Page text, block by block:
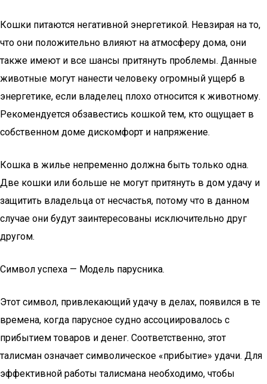
Кошки питаются негативной энергетикой. Невзирая на то,
что они положительно влияют на атмосферу дома, они
также имеют и все шансы притянуть проблемы. Данные
животные могут нанести человеку огромный ущерб в
энергетике, если владелец плохо относится к животному.
Рекомендуется обзавестись кошкой тем, кто ощущает в
собственном доме дискомфорт и напряжение.
Кошка в жилье непременно должна быть только одна.
Две кошки или больше не могут притянуть в дом удачу и
защитить владельца от несчастья, потому что в данном
случае они будут заинтересованы исключительно друг
другом.
Символ успеха — Модель парусника.
Этот символ, привлекающий удачу в делах, появился в те
времена, когда парусное судно ассоциировалось с
прибытием товаров и денег. Соответственно, этот
талисман означает символическое «прибытие» удачи. Для
эффективной работы талисмана необходимо, чтобы